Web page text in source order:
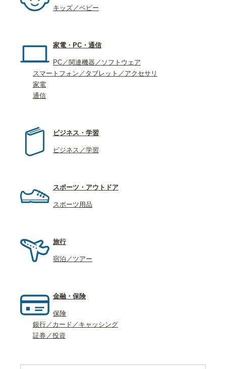
キッズ／ベビー
家電・PC・通信
PC／関連機器／ソフトウェア
スマートフォン／タブレット／アクセサリ
家電
通信
ビジネス・学習
ビジネス／学習
スポーツ・アウトドア
スポーツ用品
旅行
宿泊／ツアー
金融・保険
保険
銀行／カード／キャッシング
証券／投資